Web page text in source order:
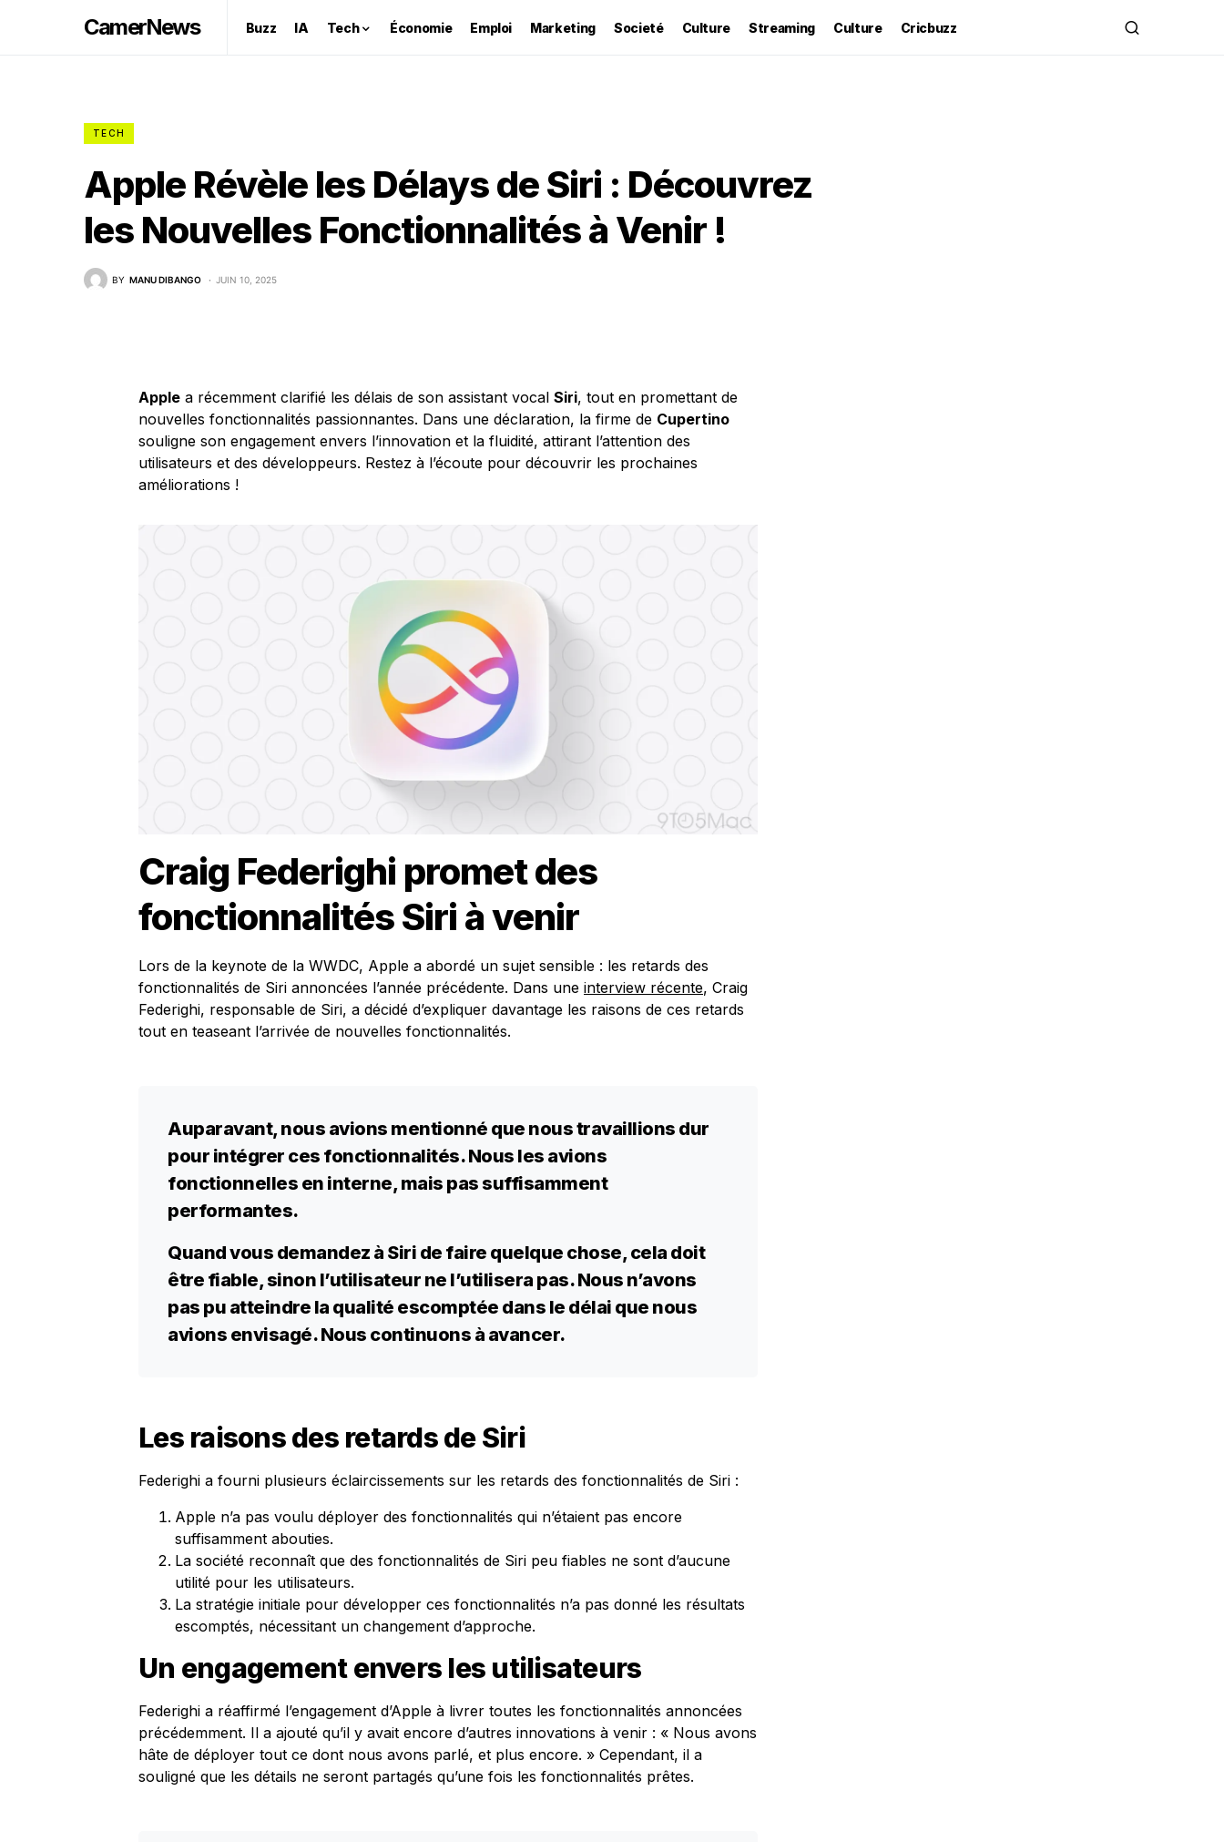
CamerNews Buzz IA Tech Économie Emploi Marketing Societé Culture Streaming Culture Cricbuzz
TECH
Apple Révèle les Délays de Siri : Découvrez
les Nouvelles Fonctionnalités à Venir !
BY MANU DIBANGO JUIN 10, 2025
Apple a récemment clarifié les délais de son assistant vocal Siri, tout en promettant de
nouvelles fonctionnalités passionnantes. Dans une déclaration, la firme de Cupertino
souligne son engagement envers l’innovation et la fluidité, attirant l’attention des
utilisateurs et des développeurs. Restez à l’écoute pour découvrir les prochaines
améliorations !
Craig Federighi promet des
fonctionnalités Siri à venir
Lors de la keynote de la WWDC, Apple a abordé un sujet sensible : les retards des
fonctionnalités de Siri annoncées l’année précédente. Dans une interview récente, Craig
Federighi, responsable de Siri, a décidé d’expliquer davantage les raisons de ces retards
tout en teaseant l’arrivée de nouvelles fonctionnalités.
Auparavant, nous avions mentionné que nous travaillions dur
pour intégrer ces fonctionnalités. Nous les avions
fonctionnelles en interne, mais pas suffisamment
performantes.
Quand vous demandez à Siri de faire quelque chose, cela doit
être fiable, sinon l’utilisateur ne l’utilisera pas. Nous n’avons
pas pu atteindre la qualité escomptée dans le délai que nous
avions envisagé. Nous continuons à avancer.
Les raisons des retards de Siri
Federighi a fourni plusieurs éclaircissements sur les retards des fonctionnalités de Siri :
Apple n’a pas voulu déployer des fonctionnalités qui n’étaient pas encore
suffisamment abouties.
La société reconnaît que des fonctionnalités de Siri peu fiables ne sont d’aucune
utilité pour les utilisateurs.
La stratégie initiale pour développer ces fonctionnalités n’a pas donné les résultats
escomptés, nécessitant un changement d’approche.
Un engagement envers les utilisateurs
Federighi a réaffirmé l’engagement d’Apple à livrer toutes les fonctionnalités annoncées
précédemment. Il a ajouté qu’il y avait encore d’autres innovations à venir : « Nous avons
hâte de déployer tout ce dont nous avons parlé, et plus encore. » Cependant, il a
souligné que les détails ne seront partagés qu’une fois les fonctionnalités prêtes.